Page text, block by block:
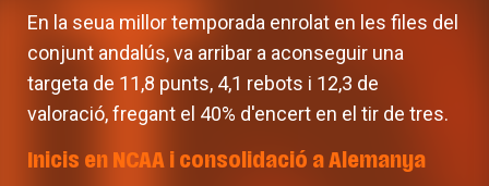
En la seua millor temporada enrolat en les files del
conjunt andalús, va arribar a aconseguir una
targeta de 11,8 punts, 4,1 rebots i 12,3 de
valoració, fregant el 40% d'encert en el tir de tres.
Inicis en NCAA i consolidació a Alemanya